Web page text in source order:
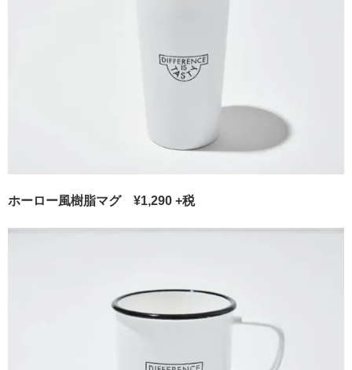
ホーロー風樹脂マグ ¥1,290 +税